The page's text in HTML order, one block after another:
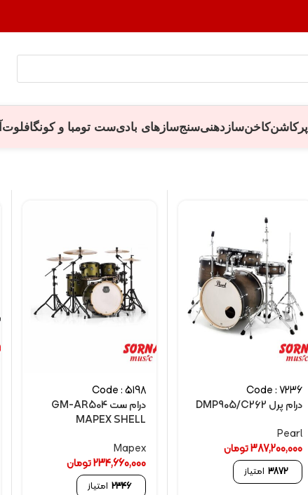
پرکاشنکاخنسازدهنیسنجسازهای بادیست تومبا و کونگافلوت
Code : 7236
درام پرل DMP905/C262
Pearl
387,200,000تومان
3872 امتیاز
Code : 5198
درام ست GM-AR504
MAPEX SHELL
Mapex
234,660,000تومان
2346 امتیاز